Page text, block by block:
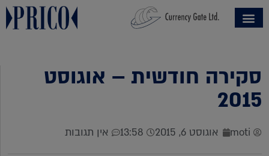
סקירה חודשית – אוגוסט
2015
moti אוגוסט 6, 2015 13:58 אין תגובות